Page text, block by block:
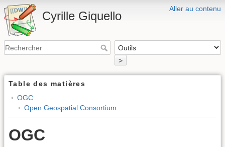
Aller au contenu
Cyrille Giquello
>
Table des matières
OGC
Open Geospatial Consortium
OGC